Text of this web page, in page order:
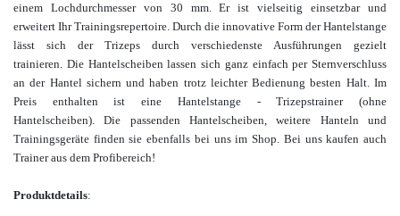
einem Lochdurchmesser von 30 mm. Er ist vielseitig einsetzbar und
erweitert Ihr Trainingsrepertoire. Durch die innovative Form der Hantelstange
lässt sich der Trizeps durch verschiedenste Ausführungen gezielt
trainieren. Die Hantelscheiben lassen sich ganz einfach per Sternverschluss
an der Hantel sichern und haben trotz leichter Bedienung besten Halt.Im
Preis enthalten ist eine Hantelstange - Trizepstrainer (ohne
Hantelscheiben). Die passenden Hantelscheiben, weitere Hanteln und
Trainingsgeräte finden sie ebenfalls bei uns im Shop. Bei uns kaufen auch
Trainer aus dem Profibereich!
Produktdetails: